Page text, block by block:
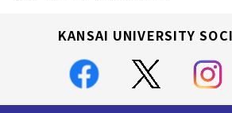
KANSAI UNIVERSITY